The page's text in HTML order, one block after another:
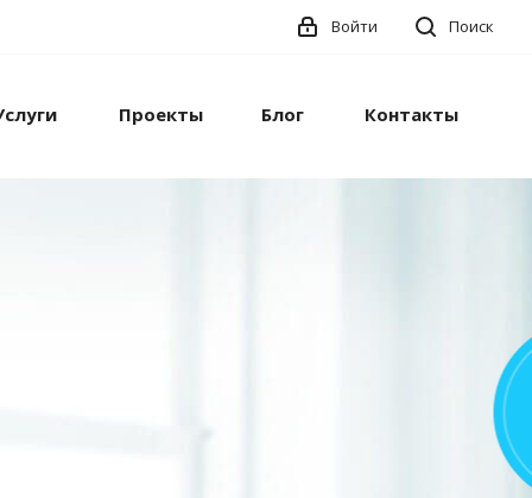
Поиск
Войти
Проекты Блог Контакты